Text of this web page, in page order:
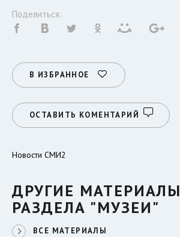
Поделиться:
В ИЗБРАННОЕ
ОСТАВИТЬ КОМЕНТАРИЙ
Новости СМИ2
ДРУГИЕ МАТЕРИАЛЫ
РАЗДЕЛА "МУЗЕИ"
ВСЕ МАТЕРИАЛЫ